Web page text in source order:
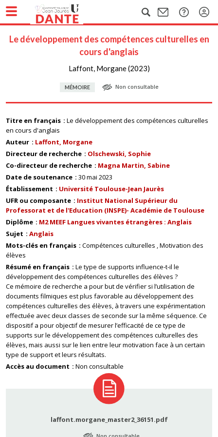
Le développement des compétences culturelles en
cours d'anglais
Laffont, Morgane (2023)
MÉMOIRE Non consultable
Titre en français
Le développement des compétences culturelles
en cours d'anglais
Auteur
Laffont, Morgane
Directeur de recherche
Olschewski, Sophie
Co-directeur de recherche
Magna Martin, Sabine
Date de soutenance
30 mai 2023
Établissement
Université Toulouse-Jean Jaurès
UFR ou composante
Institut National Supérieur du
Professorat et de l'Education (INSPE)- Académie de Toulouse
Diplôme
M2 MEEF Langues vivantes étrangères : Anglais
Sujet
Anglais
Mots-clés en français
Compétences culturelles Motivation des
élèves
Résumé en français
Le type de supports influence-t-il le
développement des compétences culturelles des élèves ?
Ce mémoire de recherche a pour but de vérifier si l’utilisation de
documents filmiques est plus favorable au développement des
compétences culturelles des élèves, à travers une expérimentation
effectuée avec deux classes de seconde sur la même séquence. Ce
dispositif a pour objectif de mesurer l’efficacité de ce type de
supports sur le développement des compétences culturelles des
élèves, mais aussi sur le lien entre leur motivation face à un certain
type de support et leurs résultats.
Accès au document
Non consultable
laffont.morgane_master2_36151.pdf